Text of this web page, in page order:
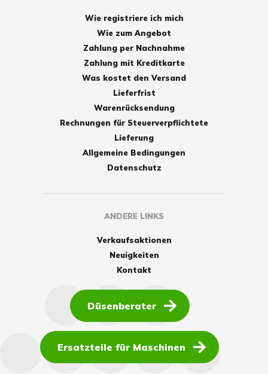
Wie registriere ich mich
Wie zum Angebot
Zahlung per Nachnahme
Zahlung mit Kreditkarte
Was kostet den Versand
Lieferfrist
Warenrücksendung
Rechnungen für Steuerverpflichtete
Lieferung
Allgemeine Bedingungen
Datenschutz
ANDERE LINKS
Verkaufsaktionen
Neuigkeiten
Kontakt
Düsenberater
Ersatzteile für Maschinen